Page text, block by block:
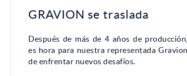
GRAVION se traslada
Después de más de 4 años de
es hora para nuestra representada
de enfrentar nuevos desafíos.